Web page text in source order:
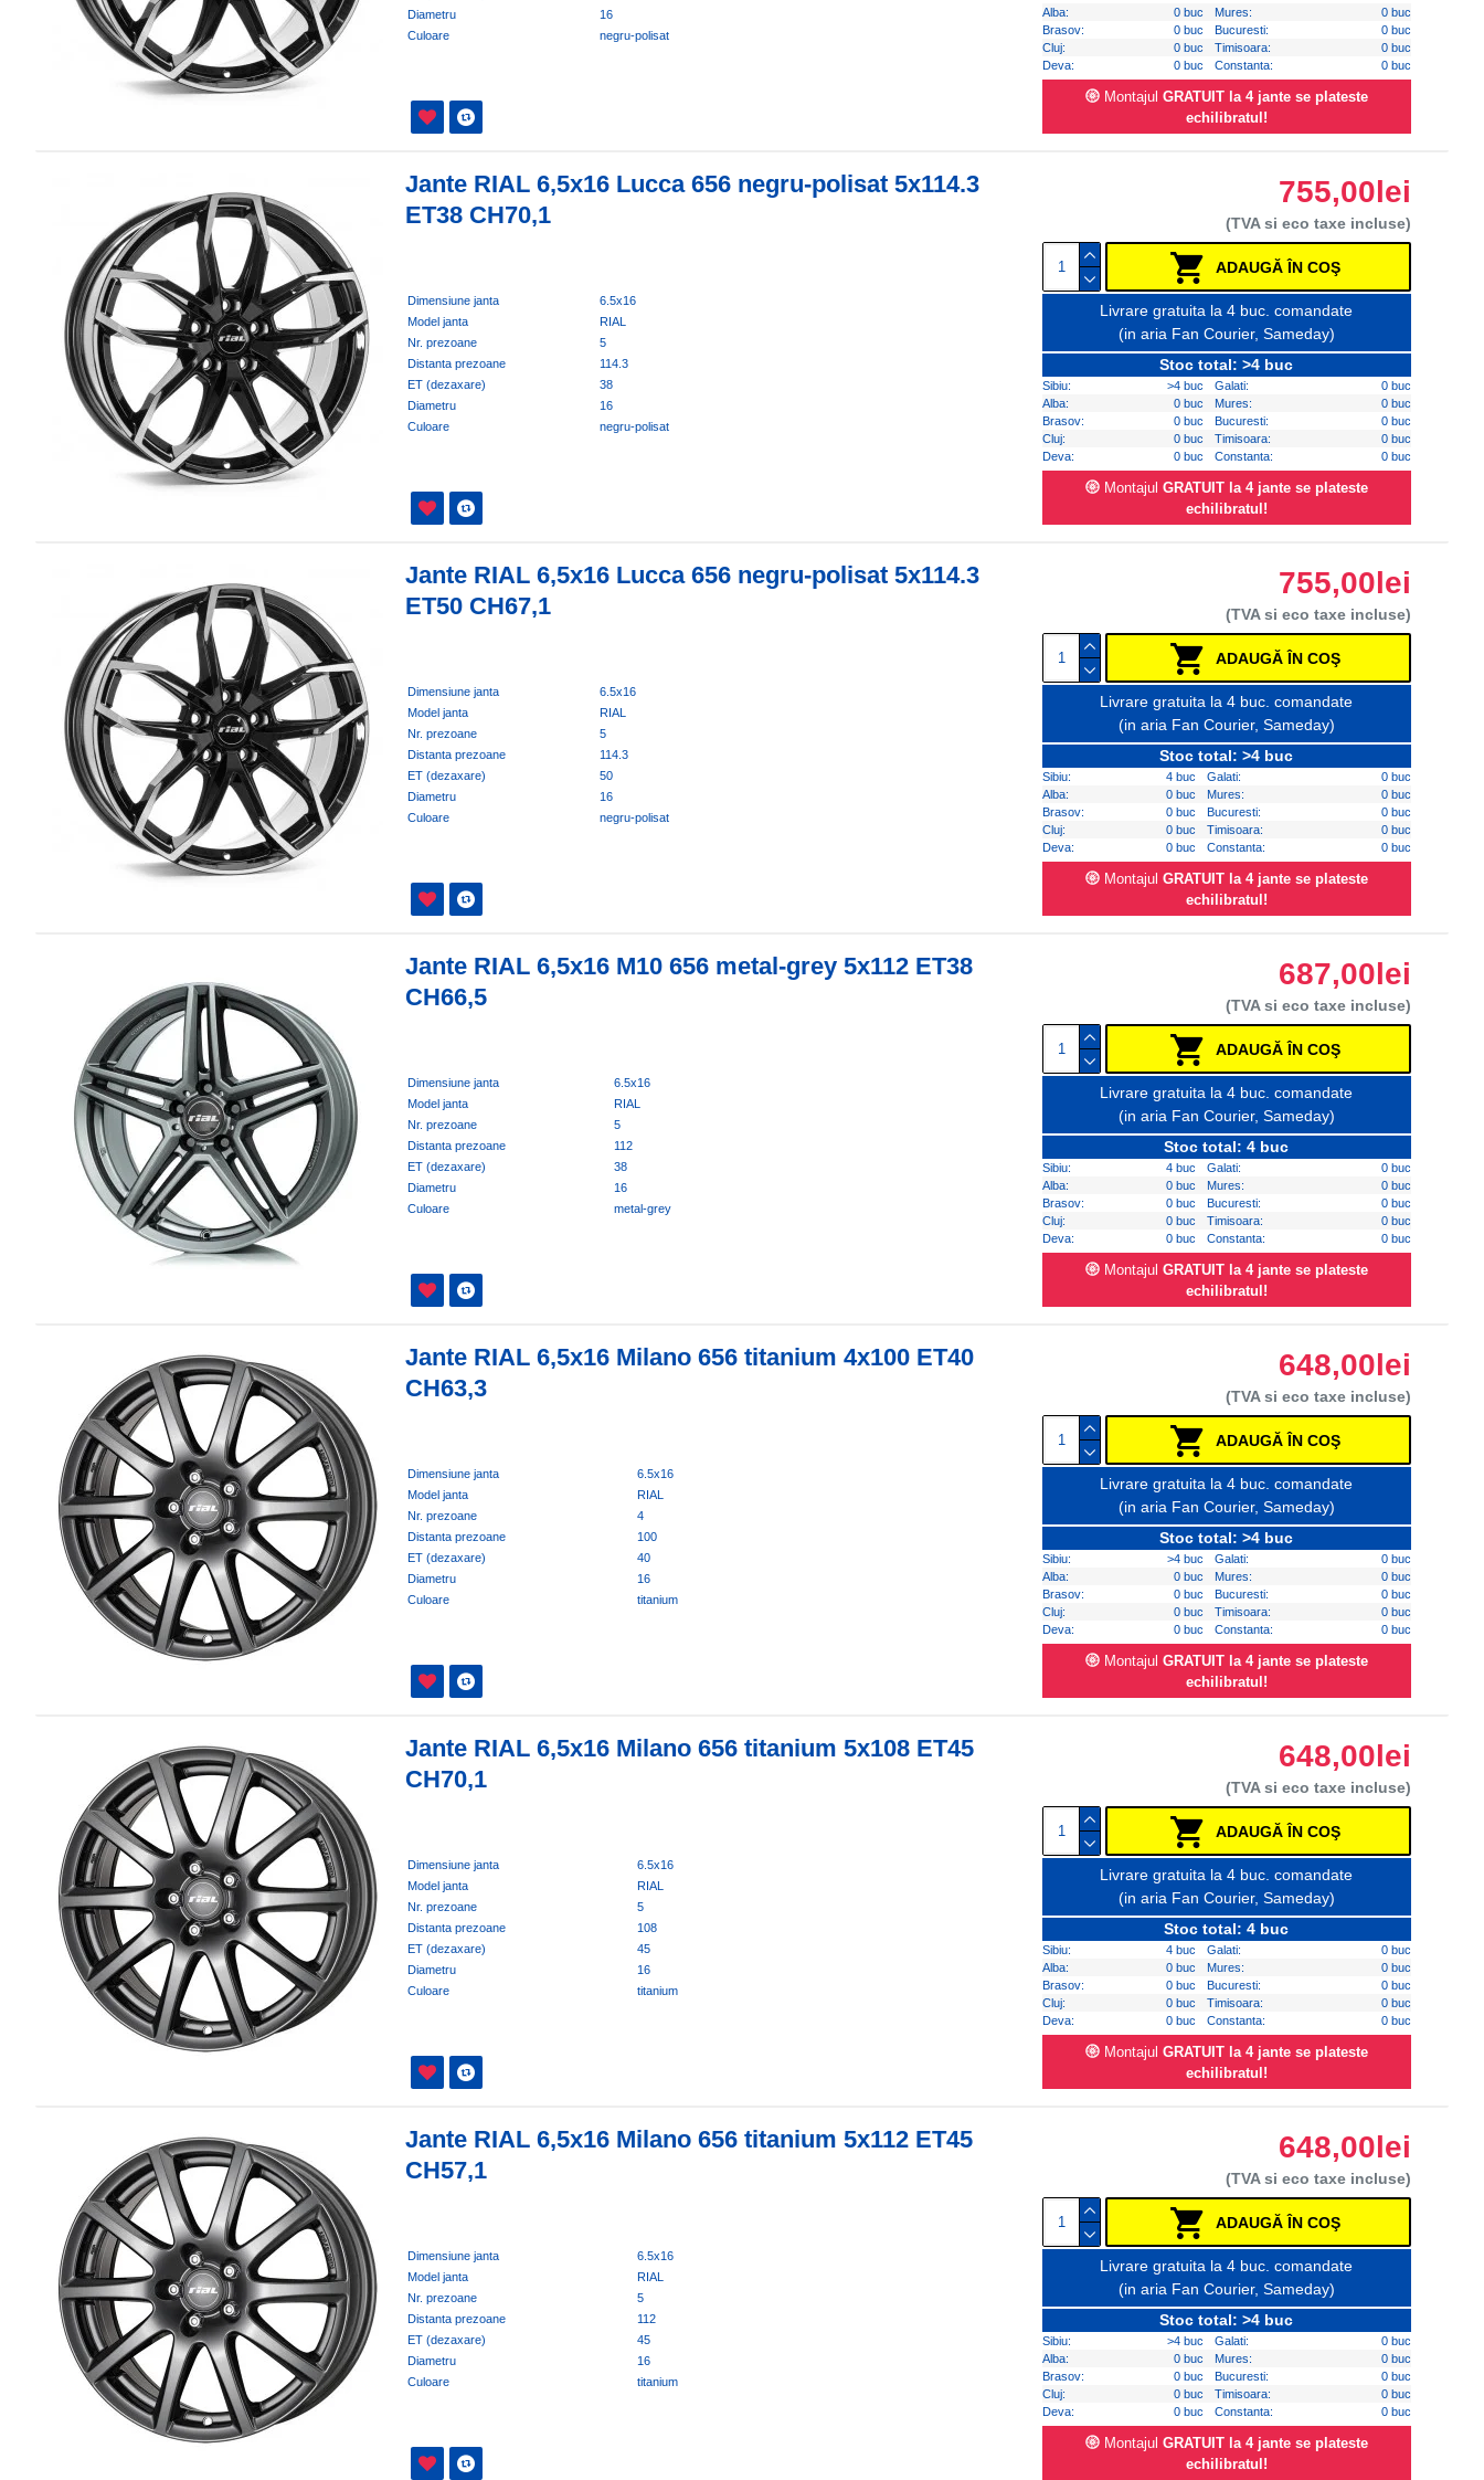
Diametru
16
Culoare
negru-polisat
Alba:
0 buc Mures:
0 buc
Brasov:
0 buc Bucuresti:
0 buc
Cluj:
0 buc Timisoara:
0 buc
Deva:
0 buc Constanta: 0 buc
Montajul GRATUIT la 4 jante se plateste
echilibratul!
Jante RIAL 6,5x16 Lucca 656 negru-polisat 5x114.3
ET38 CH70,1
Dimensiune janta
6.5x16
Model janta
RIAL
Nr. prezoane
5
Distanta prezoane
114.3
ET (dezaxare)
38
Diametru
16
Culoare
negru-polisat
755,00lei
(TVA si eco taxe incluse)
ADAUGĂ ÎN COŞ
Livrare gratuita la 4 buc. comandate
(in aria Fan Courier, Sameday)
Stoc total: >4 buc
Sibiu: >4 buc Galati:
0 buc
Alba:
0 buc Mures:
0 buc
Brasov:
0 buc Bucuresti:
0 buc
Cluj:
0 buc Timisoara:
0 buc
Deva:
0 buc Constanta: 0 buc
Montajul GRATUIT la 4 jante se plateste
echilibratul!
Jante RIAL 6,5x16 Lucca 656 negru-polisat 5x114.3
ET50 CH67,1
Dimensiune janta
6.5x16
Model janta
RIAL
Nr. prezoane
5
Distanta prezoane
114.3
ET (dezaxare)
50
Diametru
16
Culoare
negru-polisat
755,00lei
(TVA si eco taxe incluse)
ADAUGĂ ÎN COŞ
Livrare gratuita la 4 buc. comandate
(in aria Fan Courier, Sameday)
Stoc total: >4 buc
Sibiu: 4 buc Galati:
0 buc
Alba:
0 buc Mures:
0 buc
Brasov:
0 buc Bucuresti:
0 buc
Cluj:
0 buc Timisoara:
0 buc
Deva:
0 buc Constanta: 0 buc
Montajul GRATUIT la 4 jante se plateste
echilibratul!
Jante RIAL 6,5x16 M10 656 metal-grey 5x112 ET38
CH66,5
Dimensiune janta
6.5x16
Model janta
RIAL
Nr. prezoane
5
Distanta prezoane
112
ET (dezaxare)
38
Diametru
16
Culoare
metal-grey
687,00lei
(TVA si eco taxe incluse)
ADAUGĂ ÎN COŞ
Livrare gratuita la 4 buc. comandate
(in aria Fan Courier, Sameday)
Stoc total: 4 buc
Sibiu: 4 buc Galati:
0 buc
Alba:
0 buc Mures:
0 buc
Brasov:
0 buc Bucuresti:
0 buc
Cluj:
0 buc Timisoara:
0 buc
Deva:
0 buc Constanta: 0 buc
Montajul GRATUIT la 4 jante se plateste
echilibratul!
Jante RIAL 6,5x16 Milano 656 titanium 4x100 ET40
CH63,3
Dimensiune janta
6.5x16
Model janta
RIAL
Nr. prezoane
4
Distanta prezoane
100
ET (dezaxare)
40
Diametru
16
Culoare
titanium
648,00lei
(TVA si eco taxe incluse)
ADAUGĂ ÎN COŞ
Livrare gratuita la 4 buc. comandate
(in aria Fan Courier, Sameday)
Stoc total: >4 buc
Sibiu: >4 buc Galati:
0 buc
Alba:
0 buc Mures:
0 buc
Brasov:
0 buc Bucuresti:
0 buc
Cluj:
0 buc Timisoara:
0 buc
Deva:
0 buc Constanta: 0 buc
Montajul GRATUIT la 4 jante se plateste
echilibratul!
Jante RIAL 6,5x16 Milano 656 titanium 5x108 ET45
CH70,1
Dimensiune janta
6.5x16
Model janta
RIAL
Nr. prezoane
5
Distanta prezoane
108
ET (dezaxare)
45
Diametru
16
Culoare
titanium
648,00lei
(TVA si eco taxe incluse)
ADAUGĂ ÎN COŞ
Livrare gratuita la 4 buc. comandate
(in aria Fan Courier, Sameday)
Stoc total: 4 buc
Sibiu: 4 buc Galati:
0 buc
Alba:
0 buc Mures:
0 buc
Brasov:
0 buc Bucuresti:
0 buc
Cluj:
0 buc Timisoara:
0 buc
Deva:
0 buc Constanta: 0 buc
Montajul GRATUIT la 4 jante se plateste
echilibratul!
Jante RIAL 6,5x16 Milano 656 titanium 5x112 ET45
CH57,1
Dimensiune janta
6.5x16
Model janta
RIAL
Nr. prezoane
5
Distanta prezoane
112
ET (dezaxare)
45
Diametru
16
Culoare
titanium
648,00lei
(TVA si eco taxe incluse)
ADAUGĂ ÎN COŞ
Livrare gratuita la 4 buc. comandate
(in aria Fan Courier, Sameday)
Stoc total: >4 buc
Sibiu: >4 buc Galati:
0 buc
Alba:
0 buc Mures:
0 buc
Brasov:
0 buc Bucuresti:
0 buc
Cluj:
0 buc Timisoara:
0 buc
Deva:
0 buc Constanta: 0 buc
Montajul GRATUIT la 4 jante se plateste
echilibratul!